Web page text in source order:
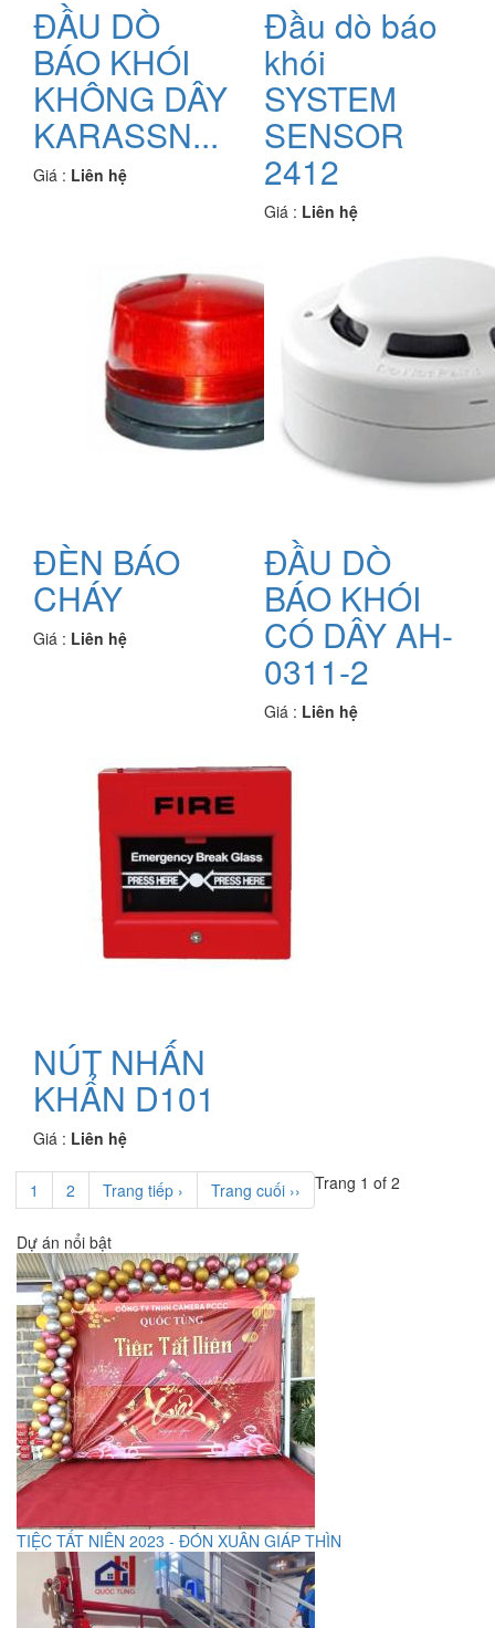
ĐẦU DÒ
BÁO KHÓI
KHÔNG DÂY
KARASSN...
Giá : Liên hệ
Đầu dò báo
khói
SYSTEM
SENSOR
2412
Giá : Liên hệ
ĐÈN BÁO
CHÁY
Giá : Liên hệ
ĐẦU DÒ
BÁO KHÓI
CÓ DÂY AH-
0311-2
Giá : Liên hệ
NÚT NHẤN
KHẨN D101
Giá : Liên hệ
Trang 1 of 2
1 2 Trang tiếp › Trang cuối ››
Dự án nổi bật
TIỆC TẤT NIÊN 2023 - ĐÓN XUÂN GIÁP THÌN